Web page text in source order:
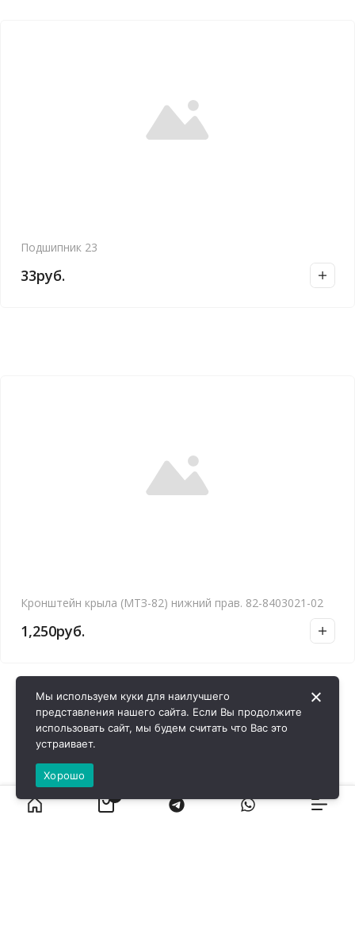
Подшипник 23
33руб.
Кронштейн крыла (МТЗ-82) нижний прав. 82-8403021-02
1,250руб.
Мы используем куки для наилучшего
представления нашего сайта. Если Вы продолжите
использовать сайт, мы будем считать что Вас это
устраивает.
Хорошо